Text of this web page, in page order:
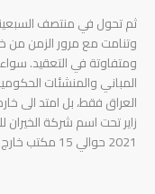
ثم تحول في منتصف
وتنامت مع مرور الزمن من
ومتفاوتة في التعقيد.
المباني والمنشئات
العراق فقط، بل امتد الى
زاير تحت اسم شركة الخيران
2021 حوالي 15 مكتب خارج العراق.